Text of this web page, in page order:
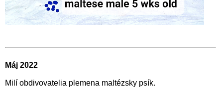
Máj 2022
Milí obdivovatelia plemena maltézsky psík.